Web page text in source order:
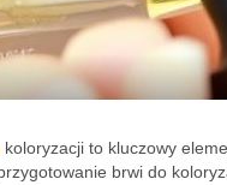
koloryzacji to kluczowy
brwi do